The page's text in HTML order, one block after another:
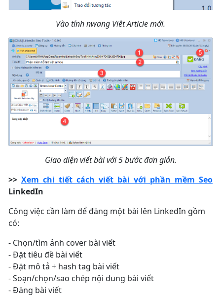
Vào tính nwang Viêt Article mới.
Giao diện viết bài với 5 bước đơn giản.
>> Xem chi tiết cách viết bài với phần mềm Seo
LinkedIn
Công việc cần làm để đăng một bài lên LinkedIn gồm
có:
- Chọn/tìm ảnh cover bài viết
- Đặt tiêu đề bài viết
- Đặt mô tả + hash tag bài viết
- Soạn/chọn/sao chép nội dung bài viết
- Đăng bài viết